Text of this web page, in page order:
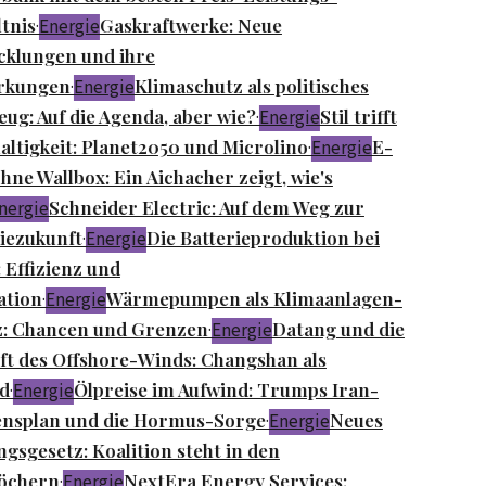
·EnergieGaskraftwerke: Neue
und ihre
·EnergieKlimaschutz als politisches
Auf die Agenda, aber wie?·EnergieStil trifft
Planet2050 und Microlino·EnergieE-
Wallbox: Ein Aichacher zeigt, wie's
Schneider Electric: Auf dem Weg zur
·EnergieDie Batterieproduktion bei
Effizienz und
·EnergieWärmepumpen als Klimaanlagen-
Chancen und Grenzen·EnergieDatang und die
des Offshore-Winds: Changshan als
·EnergieÖlpreise im Aufwind: Trumps Iran-
und die Hormus-Sorge·EnergieNeues
Koalition steht in den
NextEra Energy Services: